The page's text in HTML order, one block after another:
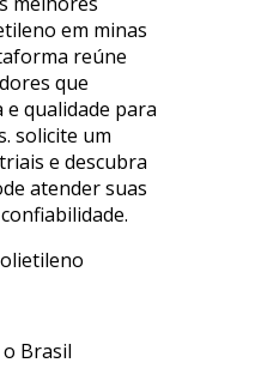
em minas
reúne
que
e qualidade para
solicite um
e descubra
atender suas
Brasil